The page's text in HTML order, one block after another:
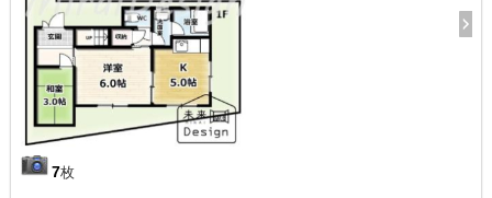
7枚